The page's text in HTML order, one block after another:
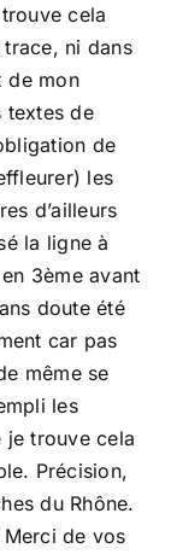
cela
ni dans
de mon
textes de
de
les
d’ailleurs
la ligne à
3ème avant
doute été
car pas
même se
les
trouve cela
Précision,
du Rhône.
de vos